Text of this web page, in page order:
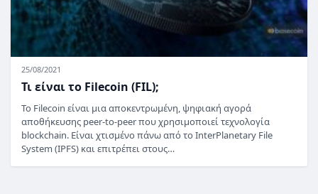
25/08/2021
Τι είναι το Filecoin (FIL);
Το Filecoin είναι μια αποκεντρωμένη, ψηφιακή αγορά
αποθήκευσης peer-to-peer που χρησιμοποιεί τεχνολογία
blockchain. Είναι χτισμένο πάνω από το InterPlanetary File
System (IPFS) και επιτρέπει στους…